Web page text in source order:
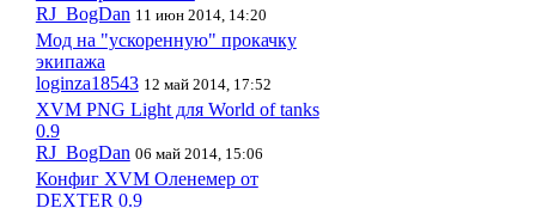
RJ_BogDan 11 июн 2014, 14:20
Мод на "ускоренную" прокачку
экипажа
loginza18543 12 май 2014, 17:52
XVM PNG Light для World of tanks
0.9
RJ_BogDan 06 май 2014, 15:06
Конфиг XVM Оленемер от
DEXTER 0.9